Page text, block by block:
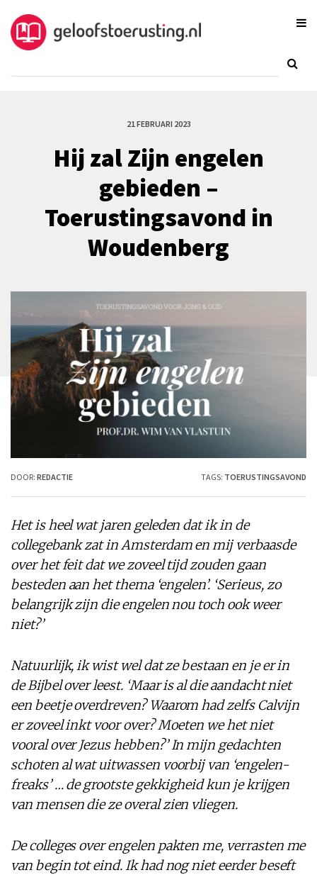
21 FEBRUARI 2023
Hij zal Zijn engelen
gebieden –
Toerustingsavond in
Woudenberg
DOOR: REDACTIE TAGS: TOERUSTINGSAVOND
Het is heel wat jaren geleden dat ik in de
collegebank zat in Amsterdam en mij verbaasde
over het feit dat we zoveel tijd zouden gaan
besteden aan het thema ‘engelen’. ‘Serieus, zo
belangrijk zijn die engelen nou toch ook weer
niet?’
Natuurlijk, ik wist wel dat ze bestaan en je er in
de Bijbel over leest. ‘Maar is al die aandacht niet
een beetje overdreven? Waarom had zelfs Calvijn
er zoveel inkt voor over? Moeten we het niet
vooral over Jezus hebben?’ In mijn gedachten
schoten al wat uitwassen voorbij van ‘engelen-
freaks’ … de grootste gekkigheid kun je krijgen
van mensen die ze overal zien vliegen.
De colleges over engelen pakten me, verrasten me
van begin tot eind. Ik had nog niet eerder beseft